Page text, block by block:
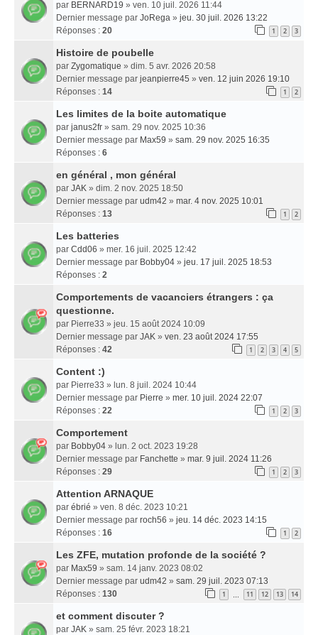
par BERNARD19 » ven. 10 juil. 2026 11:44
Dernier message par JoRega » jeu. 30 juil. 2026 13:22
Réponses : 20 1 2 3
Histoire de poubelle
par Zygomatique » dim. 5 avr. 2026 20:58
Dernier message par jeanpierre45 » ven. 12 juin 2026 19:10
Réponses : 14 1 2
Les limites de la boite automatique
par janus2fr » sam. 29 nov. 2025 10:36
Dernier message par Max59 » sam. 29 nov. 2025 16:35
Réponses : 6
en général , mon général
par JAK » dim. 2 nov. 2025 18:50
Dernier message par udm42 » mar. 4 nov. 2025 10:01
Réponses : 13 1 2
Les batteries
par Cdd06 » mer. 16 juil. 2025 12:42
Dernier message par Bobby04 » jeu. 17 juil. 2025 18:53
Réponses : 2
Comportements de vacanciers étrangers : ça
questionne.
par Pierre33 » jeu. 15 août 2024 10:09
Dernier message par JAK » ven. 23 août 2024 17:55
Réponses : 42 1 2 3 4 5
Content :)
par Pierre33 » lun. 8 juil. 2024 10:44
Dernier message par Pierre » mer. 10 juil. 2024 22:07
Réponses : 22 1 2 3
Comportement
par Bobby04 » lun. 2 oct. 2023 19:28
Dernier message par Fanchette » mar. 9 juil. 2024 11:26
Réponses : 29 1 2 3
Attention ARNAQUE
par ébrié » ven. 8 déc. 2023 10:21
Dernier message par roch56 » jeu. 14 déc. 2023 14:15
Réponses : 16 1 2
Les ZFE, mutation profonde de la société ?
par Max59 » sam. 14 janv. 2023 08:02
Dernier message par udm42 » sam. 29 juil. 2023 07:13
Réponses : 130 1 11 12 13 14
et comment discuter ?
par JAK » sam. 25 févr. 2023 18:21